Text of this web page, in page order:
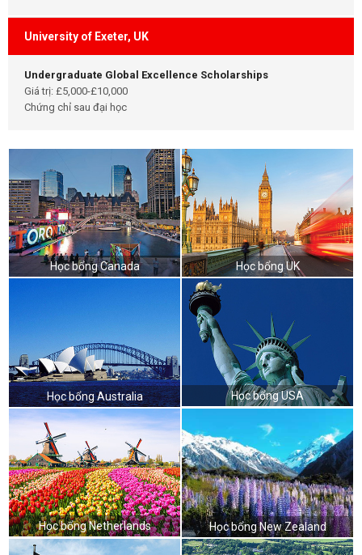
University of Exeter, UK
Undergraduate Global Excellence Scholarships
Giá trị: £5,000-£10,000
Chứng chỉ sau đại học
Học bổng Canada Học bổng UK
Học bổng Australia Học bổng USA
Học bổng Netherlands Học bổng New Zealand